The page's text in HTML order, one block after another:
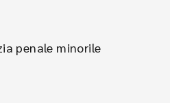
penale minorile